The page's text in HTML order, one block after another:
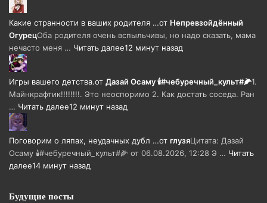
Какие странности в ваших родителя …от Непревзойдëнный
ОгурецОба родителя очень вспыльчивы, но надо сказать, мама
нечасто меня … Читать далее12 минут назад
Игры вашего детства.от Дазай Осаму 🕯#чебуречный_культ#🌽1.
Майнкрафтик!!!!!!!!. Это неоспоримо 2. Как достать соседа. Ран
… Читать далее12 минут назад
Поговорим о ляпах, неудачных дубл …от глузяЦитата: Дазай
Осаму 🕯#чебуречный_культ#🌽 от 06.08.2026, 12:28 Э … Читать
далее14 минут назад
Будущие посты